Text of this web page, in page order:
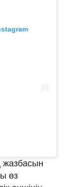
жазбасын
өз